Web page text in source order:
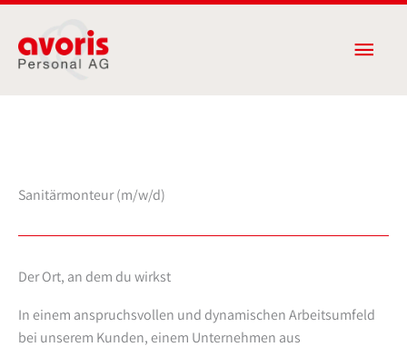
Inhalt
springen
Sanitärmonteur (m/w/d)
Der Ort, an dem du wirkst
In einem anspruchsvollen und dynamischen Arbeitsumfeld
bei unserem Kunden, einem Unternehmen aus